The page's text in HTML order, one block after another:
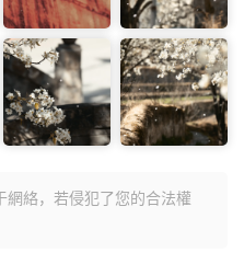
網絡，若侵犯了您的合法權